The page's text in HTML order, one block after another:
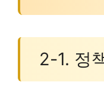
2-1. 정